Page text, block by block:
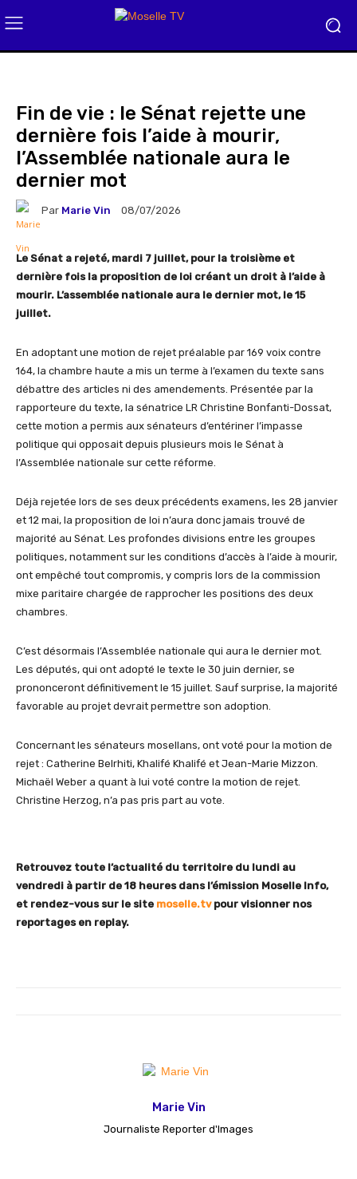
Fin de vie : le Sénat rejette une
dernière fois l’aide à mourir,
l’Assemblée nationale aura le
dernier mot
Par Marie Vin 08/07/2026
Le Sénat a rejeté, mardi 7 juillet, pour la troisième et
dernière fois la proposition de loi créant un droit à l’aide à
mourir. L’assemblée nationale aura le dernier mot, le 15
juillet.
En adoptant une motion de rejet préalable par 169 voix contre
164, la chambre haute a mis un terme à l’examen du texte sans
débattre des articles ni des amendements. Présentée par la
rapporteure du texte, la sénatrice LR Christine Bonfanti-Dossat,
cette motion a permis aux sénateurs d’entériner l’impasse
politique qui opposait depuis plusieurs mois le Sénat à
l’Assemblée nationale sur cette réforme.
Déjà rejetée lors de ses deux précédents examens, les 28 janvier
et 12 mai, la proposition de loi n’aura donc jamais trouvé de
majorité au Sénat. Les profondes divisions entre les groupes
politiques, notamment sur les conditions d’accès à l’aide à mourir,
ont empêché tout compromis, y compris lors de la commission
mixe paritaire chargée de rapprocher les positions des deux
chambres.
C’est désormais l’Assemblée nationale qui aura le dernier mot.
Les députés, qui ont adopté le texte le 30 juin dernier, se
prononceront définitivement le 15 juillet. Sauf surprise, la majorité
favorable au projet devrait permettre son adoption.
Concernant les sénateurs mosellans, ont voté pour la motion de
rejet : Catherine Belrhiti, Khalifé Khalifé et Jean-Marie Mizzon.
Michaël Weber a quant à lui voté contre la motion de rejet.
Christine Herzog, n’a pas pris part au vote.
Retrouvez toute l’actualité du territoire du lundi au
vendredi à partir de 18 heures dans l’émission Moselle Info,
et rendez-vous sur le site moselle.tv pour visionner nos
reportages en replay.
Marie Vin
Journaliste Reporter d'Images